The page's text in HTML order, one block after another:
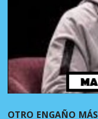
OTRO ENGAÑO MÁS